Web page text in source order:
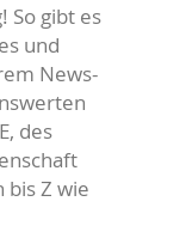
So gibt es
und
News-
des
bis Z wie